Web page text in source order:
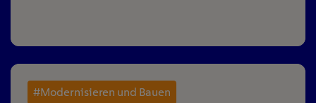
#Modernisieren und Bauen